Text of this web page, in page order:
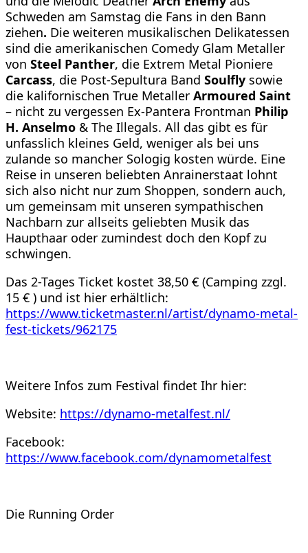
Schweden am Samstag die Fans in den Bann
ziehen. Die weiteren musikalischen Delikatessen
sind die amerikanischen Comedy Glam Metaller
von Steel Panther, die Extrem Metal Pioniere
Carcass, die Post-Sepultura Band Soulfly sowie
die kalifornischen True Metaller Armoured Saint
– nicht zu vergessen Ex-Pantera Frontman Philip
H. Anselmo & The Illegals. All das gibt es für
unfasslich kleines Geld, weniger als bei uns
zulande so mancher Sologig kosten würde. Eine
Reise in unseren beliebten Anrainerstaat lohnt
sich also nicht nur zum Shoppen, sondern auch,
um gemeinsam mit unseren sympathischen
Nachbarn zur allseits geliebten Musik das
Haupthaar oder zumindest doch den Kopf zu
schwingen.
Das 2-Tages Ticket kostet 38,50 € (Camping zzgl.
15 € ) und ist hier erhältlich:
https://www.ticketmaster.nl/artist/dynamo-metal-
fest-tickets/962175
Weitere Infos zum Festival findet Ihr hier:
Website: https://dynamo-metalfest.nl/
Facebook:
https://www.facebook.com/dynamometalfest
Die Running Order